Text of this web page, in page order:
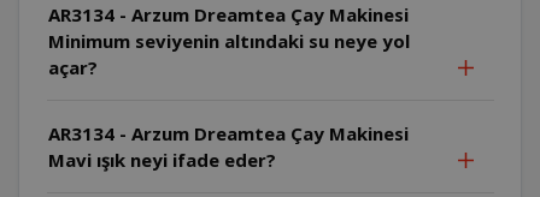
AR3134 - Arzum Dreamtea Çay Makinesi
Minimum seviyenin altındaki su neye yol
açar?
AR3134 - Arzum Dreamtea Çay Makinesi
Mavi ışık neyi ifade eder?